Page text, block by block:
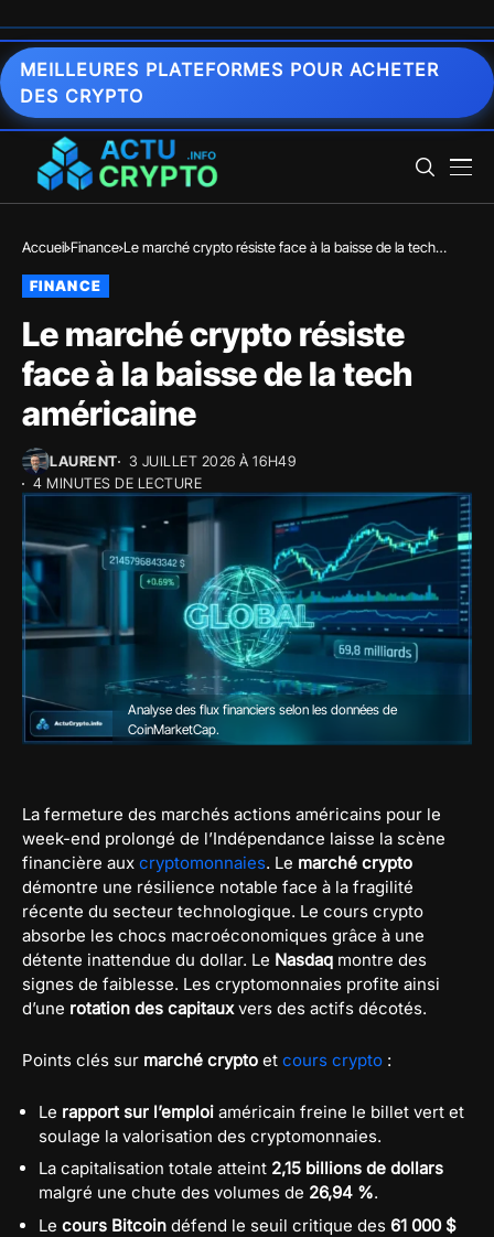
MEILLEURES PLATEFORMES POUR ACHETER
DES CRYPTO
Accueil Finance Le marché crypto résiste face à la baisse de la tech
FINANCE
Le marché crypto résiste
face à la baisse de la tech
américaine
LAURENT
3 JUILLET 2026 À 16H49
4 MINUTES DE LECTURE
Analyse des flux financiers selon les données de
CoinMarketCap.
La fermeture des marchés actions américains pour le
week-end prolongé de l’Indépendance laisse la scène
financière aux cryptomonnaies. Le marché crypto
démontre une résilience notable face à la fragilité
récente du secteur technologique. Le cours crypto
absorbe les chocs macroéconomiques grâce à une
détente inattendue du dollar. Le Nasdaq montre des
signes de faiblesse. Les cryptomonnaies profite ainsi
d’une rotation des capitauxvers des actifs décotés.
Points clés sur marché crypto et cours crypto :
Le rapport sur l’emploi américain freine le billet vert et
soulage la valorisation des cryptomonnaies.
La capitalisation totale atteint 2,15 billions de dollars
malgré une chute des volumes de 26,94 %.
Le cours Bitcoin défend le seuil critique des 61 000 $